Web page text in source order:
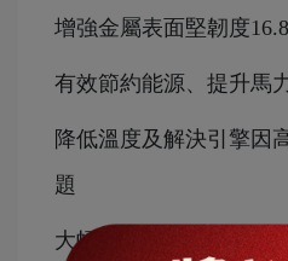
增強金屬表面堅韌度
有效節約能源、提升馬
降低溫度及解決引擎因
題
大幅降低維修成本，提